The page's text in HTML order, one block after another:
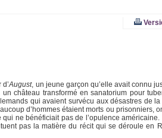
August, un jeune garçon qu’elle avait connu
château transformé en sanatorium pour
qui avaient survécu aux désastres de
d’hommes étaient morts ou prisonniers,
ne bénéficiait pas de l’opulence
pas la matière du récit qui se déroule en